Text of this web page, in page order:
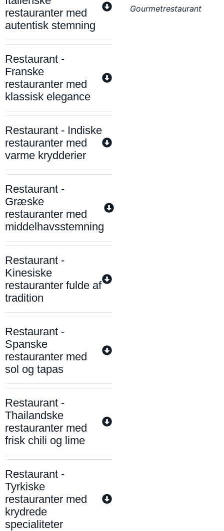
restauranter med
autentisk stemning
Restaurant -
Franske
restauranter med
klassisk elegance
Restaurant - Indiske
restauranter med
varme krydderier
Restaurant -
Græske
restauranter med
middelhavsstemning
Restaurant -
Kinesiske
restauranter fulde af
tradition
Restaurant -
Spanske
restauranter med
sol og tapas
Restaurant -
Thailandske
restauranter med
frisk chili og lime
Restaurant -
Tyrkiske
restauranter med
krydrede
specialiteter
Gourmetrestaurant